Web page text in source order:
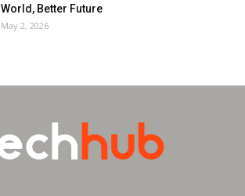
World, Better Future
May 2, 2026